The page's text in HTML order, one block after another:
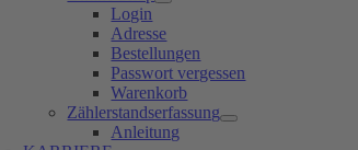
Login
Adresse
Bestellungen
Passwort vergessen
Warenkorb
Zählerstandserfassung
Anleitung